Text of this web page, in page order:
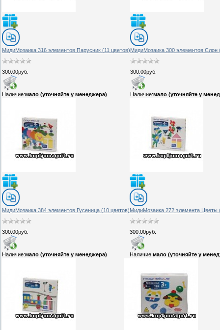
МидиМозаика 316 элементов Парусник (11 цветов)
300.00руб.
Наличие:мало (уточняйте у менеджера)
МидиМозаика 300 элементов Слон
300.00руб.
Наличие:мало (уточняйте у
МидиМозаика 384 элементов Гусеница (10 цветов)
300.00руб.
Наличие:мало (уточняйте у менеджера)
МидиМозаика 272 элемента Цветы
300.00руб.
Наличие:мало (уточняйте у